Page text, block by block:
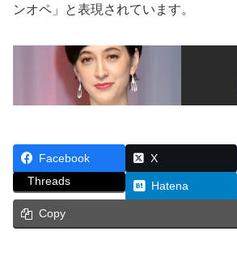
ンオペ」と表現されています。
Facebook X
Threads
Hatena
Copy